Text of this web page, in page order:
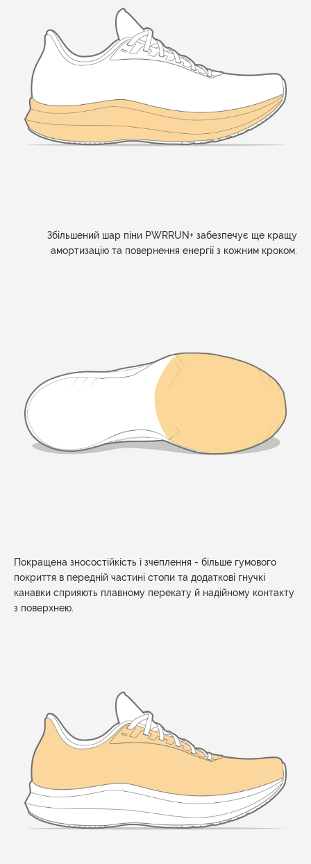
Збільшений шар піни PWRRUN+ забезпечує ще кращу
амортизацію та повернення енергії з кожним кроком.
Покращена зносостійкість і зчеплення - більше гумового
покриття в передній частині стопи та додаткові гнучкі
канавки сприяють плавному перекату й надійному контакту
з поверхнею.